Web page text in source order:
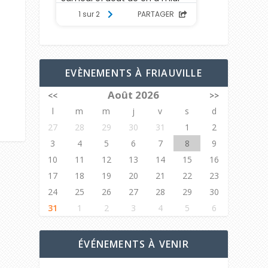
EVÈNEMENTS À FRIAUVILLE
<< Août 2026
>>
l
m m j v s
d
27
28 29 30 31 1
2
3
4 5 6 7 8
9
10
11 12 13 14 15
16
17
18 19 20 21 22
23
24
25 26 27 28 29
30
31
1 2 3 4 5 6
ÉVÉNEMENTS À VENIR